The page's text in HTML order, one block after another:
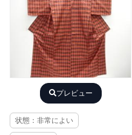
プレビュー
状態：非常によい